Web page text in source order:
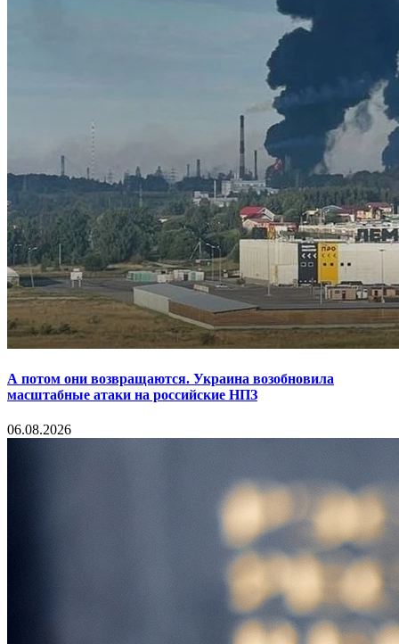
А потом они возвращаются. Украина возобновила
масштабные атаки на российские НПЗ
06.08.2026